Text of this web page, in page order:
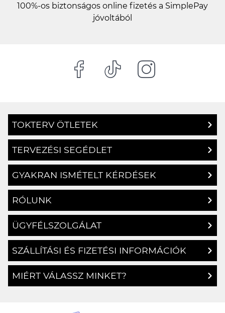
100%-os biztonságos online fizetés a SimplePay
jóvoltából
TOKTERV ÖTLETEK
TERVEZÉSI SEGÉDLET
GYAKRAN ISMÉTELT KÉRDÉSEK
RÓLUNK
ÜGYFÉLSZOLGÁLAT
SZÁLLÍTÁSI ÉS FIZETÉSI INFORMÁCIÓK
MIÉRT VÁLASSZ MINKET?